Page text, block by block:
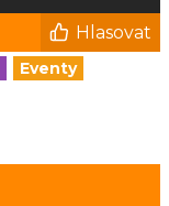
Hlasovat
Eventy